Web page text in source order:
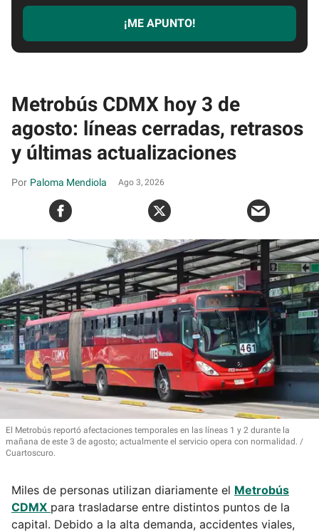
¡ME APUNTO!
Metrobús CDMX hoy 3 de
agosto: líneas cerradas, retrasos
y últimas actualizaciones
Paloma Mendiola Ago 3, 2026
El Metrobús reportó afectaciones temporales en las líneas 1 y 2 durante la
mañana de este 3 de agosto; actualmente el servicio opera con normalidad.
Cuartoscuro.
Miles de personas utilizan diariamente el Metrobús
CDMX para trasladarse entre distintos puntos de la
capital. Debido a la alta demanda, accidentes viales,